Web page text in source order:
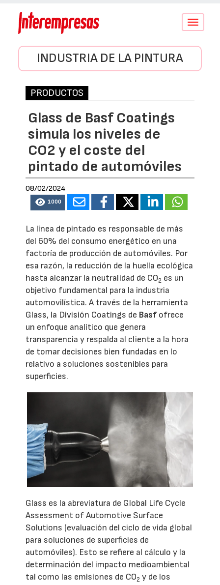
Conmutar
INDUSTRIA DE LA PINTURA
PRODUCTOS
Glass de Basf Coatings
simula los niveles de
CO2 y el coste del
pintado de automóviles
08/02/2024
1000
La línea de pintado es responsable de más
del 60% del consumo energético en una
factoría de producción de automóviles. Por
esa razón, la reducción de la huella ecológica
hasta alcanzar la neutralidad de CO2 es un
objetivo fundamental para la industria
automovilística. A través de la herramienta
Glass, la División Coatings de Basf ofrece
un enfoque analítico que genera
transparencia y respalda al cliente a la hora
de tomar decisiones bien fundadas en lo
relativo a soluciones sostenibles para
superficies.
Glass es la abreviatura de Global Life Cycle
Assessment of Automotive Surface
Solutions (evaluación del ciclo de vida global
para soluciones de superficies de
automóviles). Esto se refiere al cálculo y la
determinación del impacto medioambiental
tal como las emisiones de CO2 y de los